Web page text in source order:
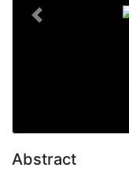
Previous
Abstract